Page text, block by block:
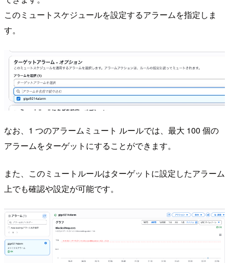
このミュートスケジュールを設定するアラームを指定しま
す。
なお、1 つのアラームミュート ルールでは、最大 100 個の
アラームをターゲットにすることができます。
また、このミュートルールはターゲットに設定したアラーム
上でも確認や設定が可能です。